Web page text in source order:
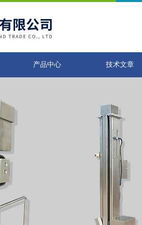
产品中心 技术文章